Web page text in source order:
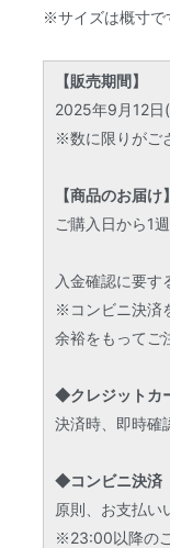
※サイズは概寸で
【販売期間】
2025年9月12日
※数に限りがご
【商品のお届け】
ご購入日から1
入金確認に要す
※コンビニ決済
余裕をもってご
◆クレジットカ
決済時、即時確
◆コンビニ決済
原則、お支払い
※23:00以降の